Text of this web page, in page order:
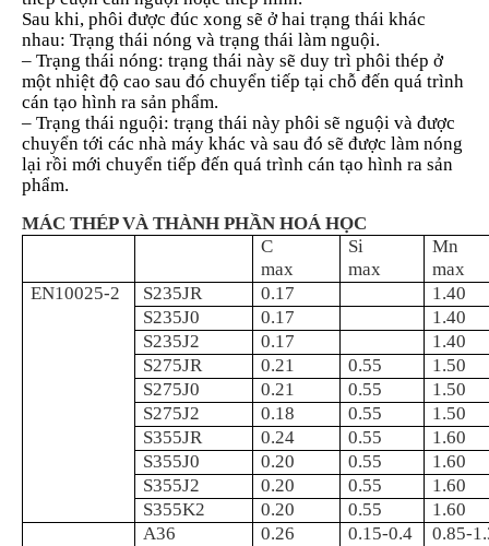
Sau khi, phôi được đúc xong sẽ ở hai trạng thái khác
nhau: Trạng thái nóng và trạng thái làm nguội.
– Trạng thái nóng: trạng thái này sẽ duy trì phôi thép ở
một nhiệt độ cao sau đó chuyển tiếp tại chỗ đến quá trình
cán tạo hình ra sản phẩm.
– Trạng thái nguội: trạng thái này phôi sẽ nguội và được
chuyển tới các nhà máy khác và sau đó sẽ được làm nóng
lại rồi mới chuyển tiếp đến quá trình cán tạo hình ra sản
phẩm.
MÁC THÉP VÀ THÀNH PHẦN HOÁ HỌC
C
max
Si
max
Mn
max
EN10025-2
S235JR 0.17
1.40
S235J0
0.17
1.40
S235J2
0.17
1.40
S275JR
0.21 0.55
1.50
S275J0
0.21 0.55
1.50
S275J2
0.18 0.55
1.50
S355JR
0.24 0.55
1.60
S355J0
0.20 0.55
1.60
S355J2
0.20 0.55
1.60
S355K2
0.20 0.55
1.60
A36
0.26 0.15-0.4 0.85-